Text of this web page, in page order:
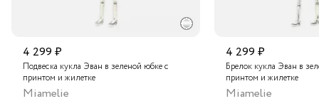
4 299 ₽
Подвеска кукла Эван в зеленой юбке с
принтом и жилетке
Miamelie
4 299 ₽
Брелок кукла Эван в
принтом и жилетке
Miamelie